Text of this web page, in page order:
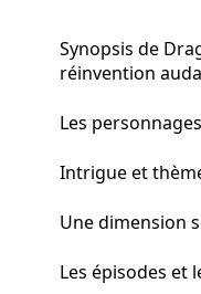
Synopsis de
réinvention
Les
Intrigue et
Une dimension
Les épisodes et